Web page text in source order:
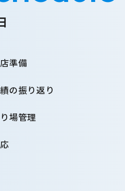
準備
の振り返り
場管理